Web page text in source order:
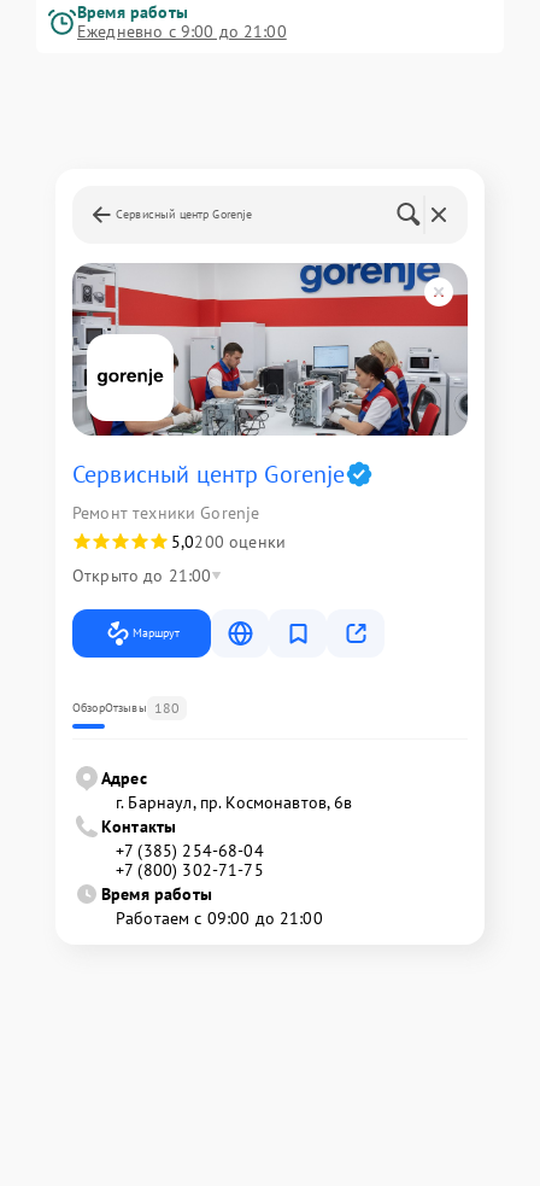
Время работы
Ежедневно с 9:00 до 21:00
Сервисный центр Gorenje
Сервисный центр Gorenje
Ремонт техники Gorenje
5,0200 оценки
Открыто до 21:00
Маршрут
ОбзорОтзывы 180
Адрес
г. Барнаул, ​пр. Космонавтов, 6в
Контакты
+7 (385) 254-68-04
+7 (800) 302-71-75
Время работы
Работаем с 09:00 до 21:00